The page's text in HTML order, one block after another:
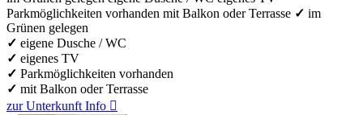
Parkmöglichkeiten vorhanden mit Balkon oder Terrasse ✓ im
Grünen gelegen
✓ eigene Dusche / WC
✓ eigenes TV
✓ Parkmöglichkeiten vorhanden
✓ mit Balkon oder Terrasse
zur Unterkunft Info 